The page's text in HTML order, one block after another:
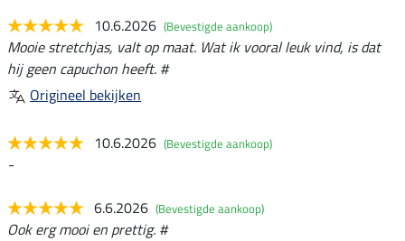
10.6.2026 (Bevestigde aankoop)
Mooie stretchjas, valt op maat. Wat ik vooral leuk vind, is dat
hij geen capuchon heeft. #
Origineel bekijken
10.6.2026 (Bevestigde aankoop)
-
6.6.2026 (Bevestigde aankoop)
Ook erg mooi en prettig. #